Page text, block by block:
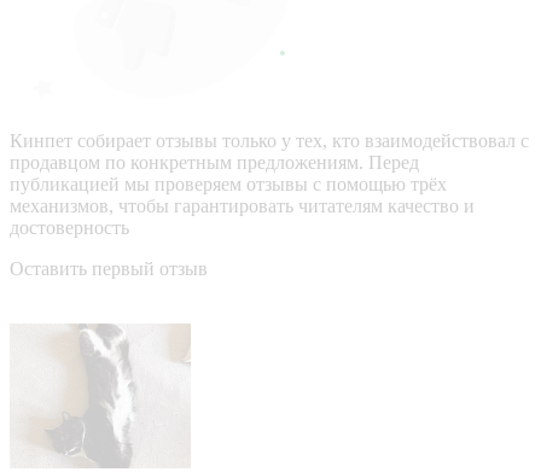
Кинпет собирает отзывы только у тех, кто взаимодействовал с
продавцом по конкретным предложениям. Перед
публикацией мы проверяем отзывы с помощью трёх
механизмов, чтобы гарантировать читателям качество и
достоверность
Оставить первый отзыв